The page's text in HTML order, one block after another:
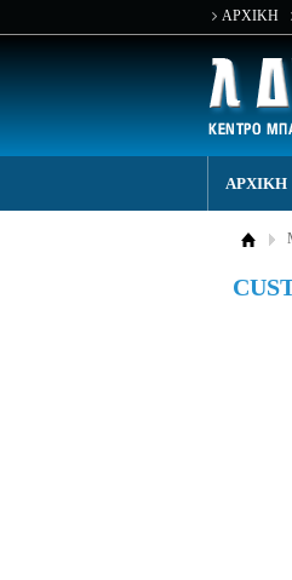
ΑΡΧΙΚΗ
ΑΡΧΙΚΗ